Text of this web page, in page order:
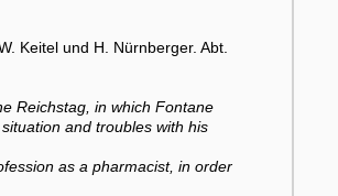
Keitel und H. Nürnberger. Abt.
Reichstag, in which Fontane
and troubles with his
as a pharmacist, in order